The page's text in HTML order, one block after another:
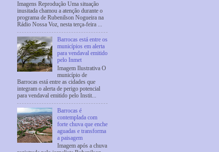
Imagens Reprodução Uma situação
inusitada chamou a atenção durante o
programa de Rubenilson Nogueira na
Rádio Nossa Voz, nesta terça-feira ...
Barrocas está entre os
municípios em alerta
para vendaval emitido
pelo Inmet
Imagem Ilustrativa O
município de
Barrocas está entre as cidades que
integram o alerta de perigo potencial
para vendaval emitido pelo Instit...
Barrocas é
contemplada com
forte chuva que enche
aguadas e transforma
a paisagem
Imagem após a chuva